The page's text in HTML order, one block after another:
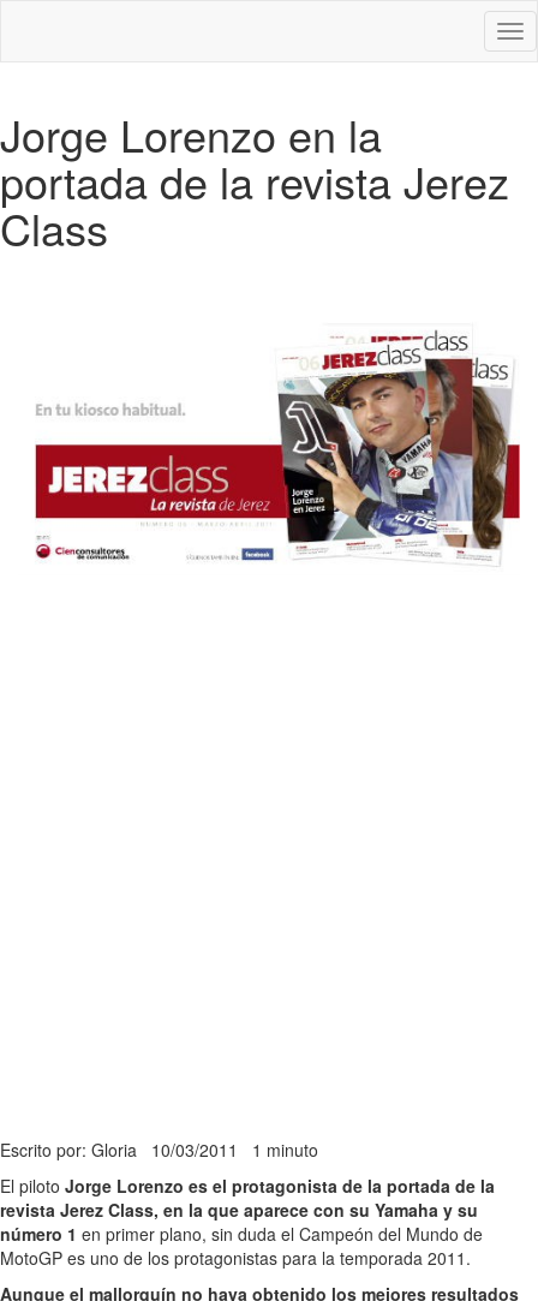
Jorge Lorenzo en la
portada de la revista Jerez
Class
Escrito por: Gloria 10/03/2011 1 minuto
El piloto Jorge Lorenzo es el protagonista de la portada de la
revista Jerez Class, en la que aparece con su Yamaha y su
número 1 en primer plano, sin duda el Campeón del Mundo de
MotoGP es uno de los protagonistas para la temporada 2011.
Aunque el mallorquín no haya obtenido los mejores resultados